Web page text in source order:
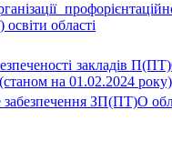
освіти області
закладів
на 01.02.2024 року)
забезпечення ЗП(ПТ)О